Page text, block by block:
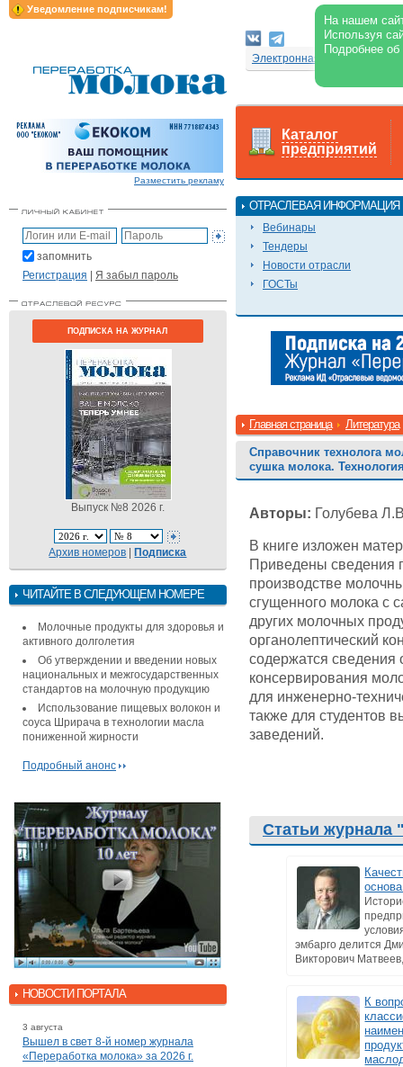
Уведомление подписчикам!
На нашем
Используя
Подробнее
Электронная версия
Разместить рекламу
запомнить
Регистрация | Я забыл пароль
ПОДПИСКА НА ЖУРНАЛ
Выпуск №8 2026 г.
Архив номеров |Подписка
ЧИТАЙТЕ В СЛЕДУЮЩЕМ НОМЕРЕ
Молочные продукты для здоровья и
активного долголетия
Об утверждении и введении новых
национальных и межгосударственных
стандартов на молочную продукцию
Использование пищевых волокон и
соуса Шрирача в технологии масла
пониженной жирности
Подробный анонс
НОВОСТИ ПОРТАЛА
3 августа
Вышел в свет 8-й номер журнала
«Переработка молока» за 2026 г.
Каталог
предприятий
ОТРАСЛЕВАЯ ИНФОРМАЦИЯ
Вебинары
Тендеры
Новости отрасли
ГОСТы
Главная страница Литература
Справочник технолога
сушка молока.
Авторы: Голубева
В книге изложен
Приведены сведения
производстве
сгущенного молока с
других молочных
органолептический
содержатся сведения
консервирования
для инженерно-
также для студентов
заведений.
Статьи журнала
эмбарго делится
Викторович
К